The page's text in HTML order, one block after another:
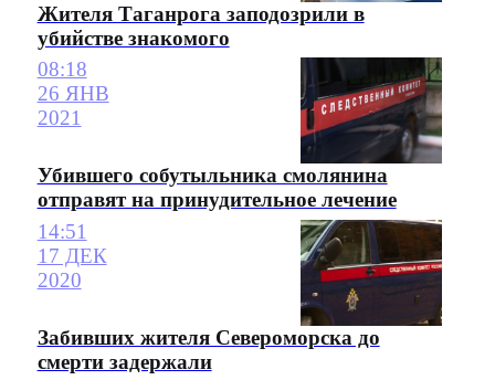
Жителя Таганрога заподозрили в
убийстве знакомого
08:18
26 ЯНВ
2021
Убившего собутыльника смолянина
отправят на принудительное лечение
14:51
17 ДЕК
2020
Забивших жителя Североморска до
смерти задержали